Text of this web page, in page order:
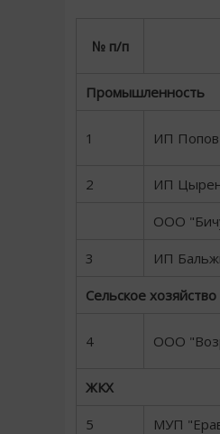
№ п/п
Промышленность
1 ИП
2 ИП
ООО
3 ИП
Сельское хозяйство
4 ООО
ЖКХ
5 МУП